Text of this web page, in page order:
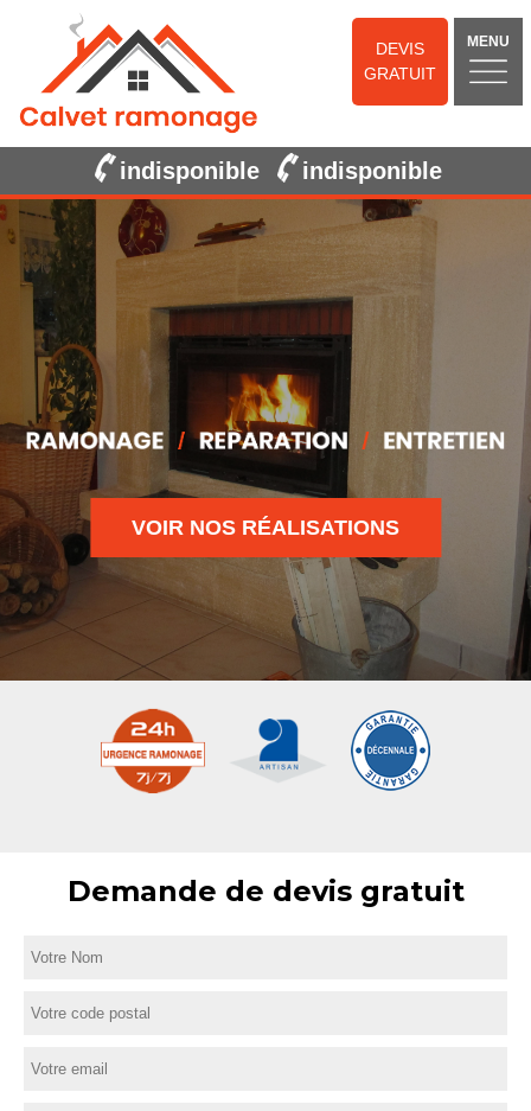
DEVIS
GRATUIT
MENU
indisponible indisponible
VOIR NOS RÉALISATIONS
Demande de devis gratuit